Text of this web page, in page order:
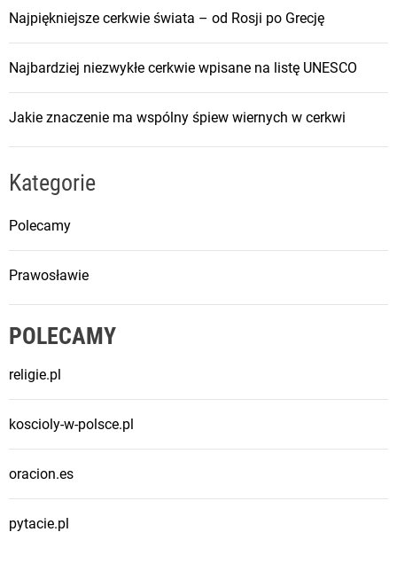
Najpiękniejsze cerkwie świata – od Rosji po Grecję
Najbardziej niezwykłe cerkwie wpisane na listę UNESCO
Jakie znaczenie ma wspólny śpiew wiernych w cerkwi
Kategorie
Polecamy
Prawosławie
POLECAMY
religie.pl
koscioly-w-polsce.pl
oracion.es
pytacie.pl